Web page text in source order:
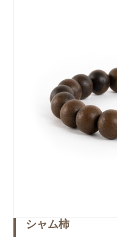
シャム柿